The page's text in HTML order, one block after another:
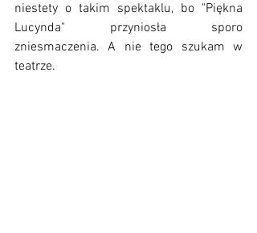
niestety o takim spektaklu, bo "Piękna
Lucynda" przyniosła sporo
zniesmaczenia. A nie tego szukam w
teatrze.